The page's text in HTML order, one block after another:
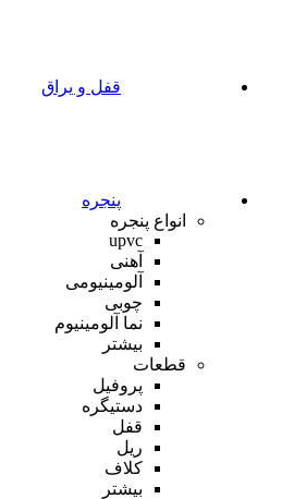
قفل و یراق
پنجره
انواع پنجره
upvc
آهنی
آلومینیومی
چوبی
نما آلومینیوم
بیشتر
قطعات
پروفیل
دستیگره
قفل
ریل
کلاف
بیشتر